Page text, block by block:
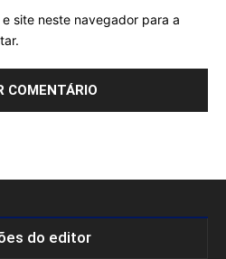
site neste navegador para a
do editor